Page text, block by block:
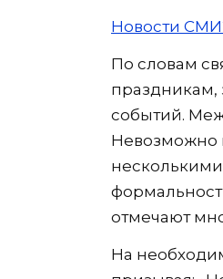
Новости
По словам
праздникам,
событий.
Невозможно
несколькими
отмечают
На